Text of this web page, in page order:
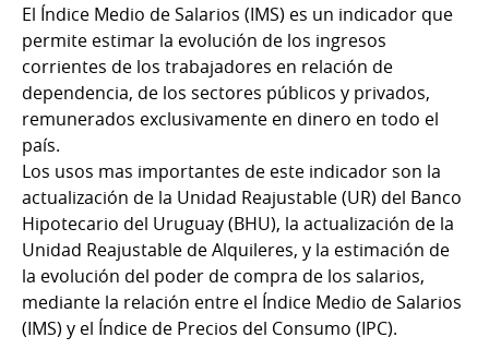
El Índice Medio de Salarios (IMS) es un indicador que
permite estimar la evolución de los ingresos
corrientes de los trabajadores en relación de
dependencia, de los sectores públicos y privados,
remunerados exclusivamente en dinero en todo el
país.
Los usos mas importantes de este indicador son la
actualización de la Unidad Reajustable (UR) del Banco
Hipotecario del Uruguay (BHU), la actualización de la
Unidad Reajustable de Alquileres, y la estimación de
la evolución del poder de compra de los salarios,
mediante la relación entre el Índice Medio de Salarios
(IMS) y el Índice de Precios del Consumo (IPC).